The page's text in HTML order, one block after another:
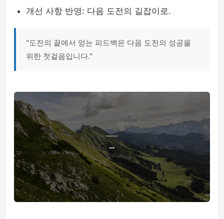
개선 사항 반영: 다음 도전의 길잡이로.
"도전의 끝에서 얻는 피드백은 다음 도전의 성공을
위한 첫걸음입니다."